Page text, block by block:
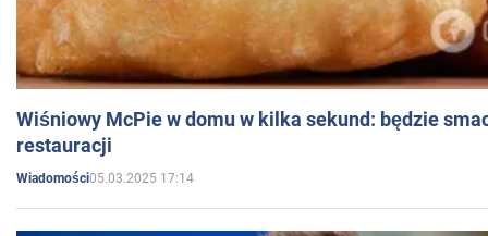
Wiśniowy McPie w domu w kilka sekund: będzie
restauracji
Wiadomości05.03.2025 17:14